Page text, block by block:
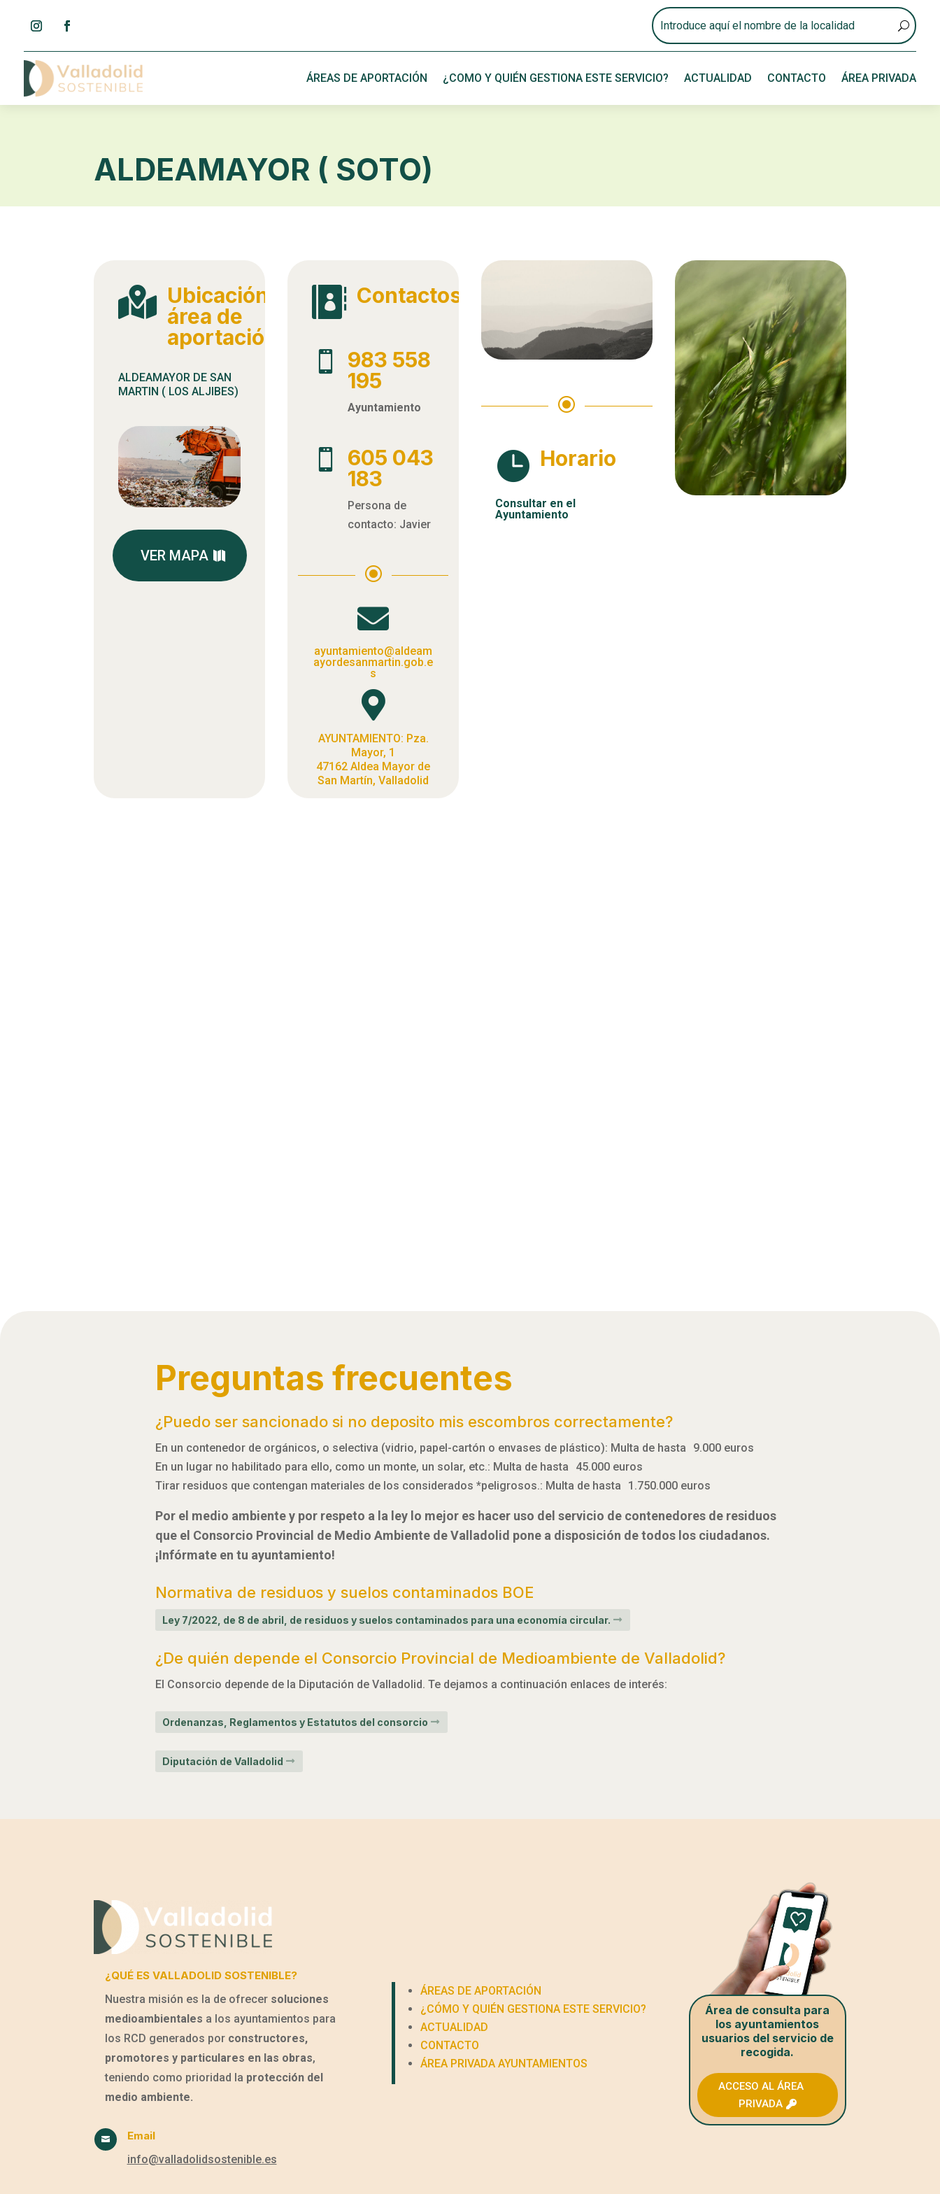
ÁREAS DE APORTACIÓN ¿COMO Y QUIÉN GESTIONA ESTE SERVICIO? ACTUALIDAD CONTACTO ÁREA PRIVADA
ALDEAMAYOR ( SOTO)
 Ubicación
área de
aportación
ALDEAMAYOR DE SAN
MARTIN ( LOS ALJIBES)
VER MAPA
 Contactos

983 558
195
Ayuntamiento

605 043
183
Persona de
contacto: Javier
\

ayuntamiento@aldeam
ayordesanmartin.gob.e
s

AYUNTAMIENTO: Pza.
Mayor, 1
47162 Aldea Mayor de
San Martín, Valladolid
\
 Horario
Consultar en el
Ayuntamiento
Preguntas frecuentes
¿Puedo ser sancionado si no deposito mis escombros correctamente?
En un contenedor de orgánicos, o selectiva (vidrio, papel-cartón o envases de plástico): Multa de hasta 9.000 euros
En un lugar no habilitado para ello, como un monte, un solar, etc.: Multa de hasta 45.000 euros
Tirar residuos que contengan materiales de los considerados *peligrosos.: Multa de hasta 1.750.000 euros
Por el medio ambiente y por respeto a la ley lo mejor es hacer uso del servicio de contenedores de residuos
que el Consorcio Provincial de Medio Ambiente de Valladolid pone a disposición de todos los ciudadanos.
¡Infórmate en tu ayuntamiento!
Normativa de residuos y suelos contaminados BOE
Ley 7/2022, de 8 de abril, de residuos y suelos contaminados para una economía circular.
¿De quién depende el Consorcio Provincial de Medioambiente de Valladolid?
El Consorcio depende de la Diputación de Valladolid. Te dejamos a continuación enlaces de interés:
Ordenanzas, Reglamentos y Estatutos del consorcio
Diputación de Valladolid
¿QUÉ ES VALLADOLID SOSTENIBLE?
Nuestra misión es la de ofrecer soluciones
medioambientales a los ayuntamientos para
los RCD generados por constructores,
promotores y particulares en las obras,
teniendo como prioridad la protección del
medio ambiente.

Email
info@valladolidsostenible.es
ÁREAS DE APORTACIÓN
¿CÓMO Y QUIÉN GESTIONA ESTE SERVICIO?
ACTUALIDAD
CONTACTO
ÁREA PRIVADA AYUNTAMIENTOS
Área de consulta para
los ayuntamientos
usuarios del servicio de
recogida.
ACCESO AL ÁREA
PRIVADA